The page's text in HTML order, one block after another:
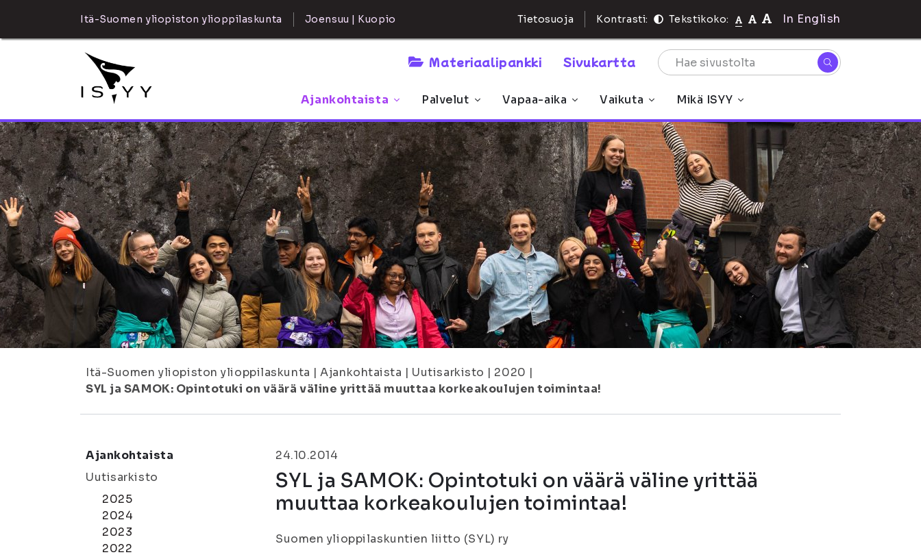
Itä-Suomen yliopiston ylioppilaskunta Joensuu | Kuopio Tietosuoja Kontrasti: Tekstikoko: In English
Materiaalipankki Sivukartta
Ajankohtaista Palvelut Vapaa-aika Vaikuta Mikä ISYY
Itä-Suomen yliopiston ylioppilaskunta | Ajankohtaista | Uutisarkisto | 2020 |
SYL ja SAMOK: Opintotuki on väärä väline yrittää muuttaa korkeakoulujen toimintaa!
Ajankohtaista
Uutisarkisto
2025
2024
2023
2022
24.10.2014
SYL ja SAMOK: Opintotuki on väärä väline yrittää
muuttaa korkeakoulujen toimintaa!
Suomen ylioppilaskuntien liitto (SYL) ry